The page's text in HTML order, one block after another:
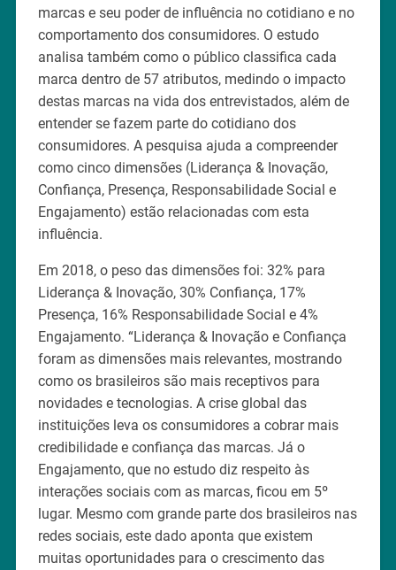
marcas e seu poder de influência no cotidiano e no
comportamento dos consumidores. O estudo
analisa também como o público classifica cada
marca dentro de 57 atributos, medindo o impacto
destas marcas na vida dos entrevistados, além de
entender se fazem parte do cotidiano dos
consumidores. A pesquisa ajuda a compreender
como cinco dimensões (Liderança & Inovação,
Confiança, Presença, Responsabilidade Social e
Engajamento) estão relacionadas com esta
influência.
Em 2018, o peso das dimensões foi: 32% para
Liderança & Inovação, 30% Confiança, 17%
Presença, 16% Responsabilidade Social e 4%
Engajamento. “Liderança & Inovação e Confiança
foram as dimensões mais relevantes, mostrando
como os brasileiros são mais receptivos para
novidades e tecnologias. A crise global das
instituições leva os consumidores a cobrar mais
credibilidade e confiança das marcas. Já o
Engajamento, que no estudo diz respeito às
interações sociais com as marcas, ficou em 5º
lugar. Mesmo com grande parte dos brasileiros nas
redes sociais, este dado aponta que existem
muitas oportunidades para o crescimento das